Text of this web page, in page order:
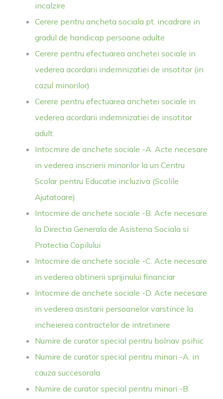
incalzire
Cerere pentru ancheta sociala pt. incadrare in
gradul de handicap persoane adulte
Cerere pentru efectuarea anchetei sociale in
vederea acordarii indemnizatiei de insotitor (in
cazul minorilor)
Cerere pentru efectuarea anchetei sociale in
vederea acordarii indemnizatiei de insotitor
adult
Intocmire de anchete sociale -A. Acte necesare
in vederea inscrierii minorilor la un Centru
Scolar pentru Educatie incluziva (Scolile
Ajutatoare)
Intocmire de anchete sociale -B. Acte necesare
la Directia Generala de Asistena Sociala si
Protectia Copilului
Intocmire de anchete sociale -C. Acte necesare
in vederea obtinerii sprijinului financiar
Intocmire de anchete sociale -D. Acte necesare
in vederea asistarii persoanelor varstince la
incheierea contractelor de intretinere
Numire de curator special pentru bolnav psihic
Numire de curator special pentru minori -A. in
cauza succesorala
Numire de curator special pentru minori -B.